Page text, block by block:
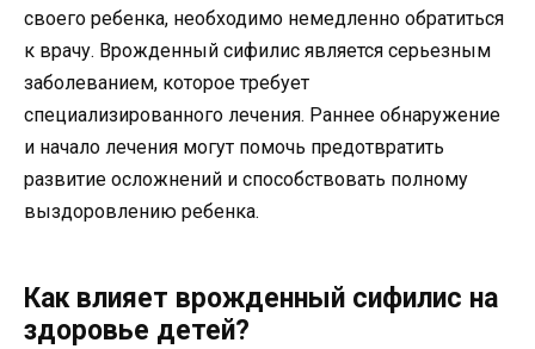
своего ребенка, необходимо немедленно обратиться
к врачу. Врожденный сифилис является серьезным
заболеванием, которое требует
специализированного лечения. Раннее обнаружение
и начало лечения могут помочь предотвратить
развитие осложнений и способствовать полному
выздоровлению ребенка.
Как влияет врожденный сифилис на
здоровье детей?